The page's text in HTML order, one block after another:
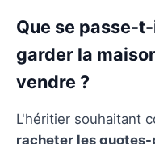
Que se passe-
garder la
vendre ?
L'héritier souhaitant
racheter les